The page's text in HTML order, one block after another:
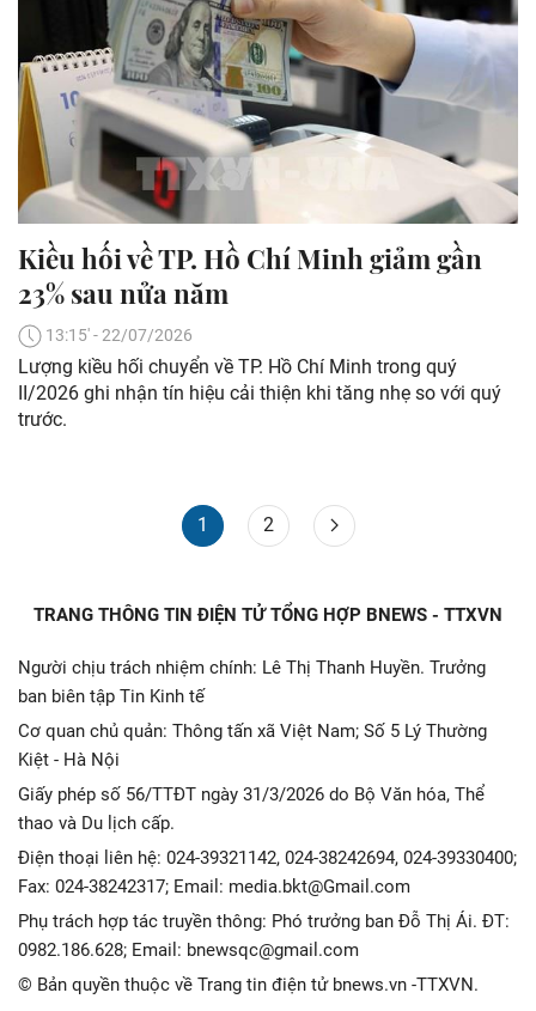
Kiều hối về TP. Hồ Chí Minh giảm gần
23% sau nửa năm
13:15' - 22/07/2026
Lượng kiều hối chuyển về TP. Hồ Chí Minh trong quý
II/2026 ghi nhận tín hiệu cải thiện khi tăng nhẹ so với quý
trước.
1 2
TRANG THÔNG TIN ĐIỆN TỬ TỔNG HỢP BNEWS - TTXVN
Người chịu trách nhiệm chính: Lê Thị Thanh Huyền. Trưởng
ban biên tập Tin Kinh tế
Cơ quan chủ quản: Thông tấn xã Việt Nam; Số 5 Lý Thường
Kiệt - Hà Nội
Giấy phép số 56/TTĐT ngày 31/3/2026 do Bộ Văn hóa, Thể
thao và Du lịch cấp.
Điện thoại liên hệ: 024-39321142, 024-38242694, 024-39330400;
Fax: 024-38242317; Email: media.bkt@Gmail.com
Phụ trách hợp tác truyền thông: Phó trưởng ban Đỗ Thị Ái. ĐT:
0982.186.628; Email: bnewsqc@gmail.com
© Bản quyền thuộc về Trang tin điện tử bnews.vn -TTXVN.